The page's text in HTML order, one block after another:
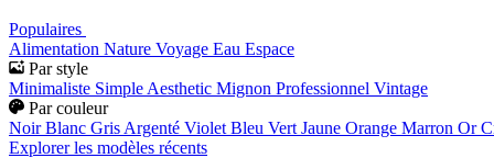
Populaires
Alimentation Nature Voyage Eau Espace
Par style
Minimaliste Simple Aesthetic Mignon Professionnel Vintage
Par couleur
Noir Blanc Gris Argenté Violet Bleu Vert Jaune Orange Marron Or
Explorer les modèles récents